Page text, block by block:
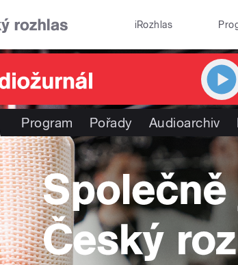
iRozhlas
Program Pořady Audioarchiv